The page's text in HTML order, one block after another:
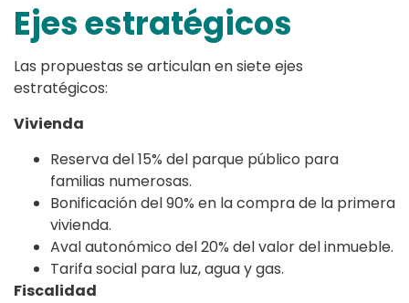
Ejes estratégicos
Las propuestas se articulan en siete ejes
estratégicos:
Vivienda
Reserva del 15% del parque público para
familias numerosas.
Bonificación del 90% en la compra de la primera
vivienda.
Aval autonómico del 20% del valor del inmueble.
Tarifa social para luz, agua y gas.
Fiscalidad